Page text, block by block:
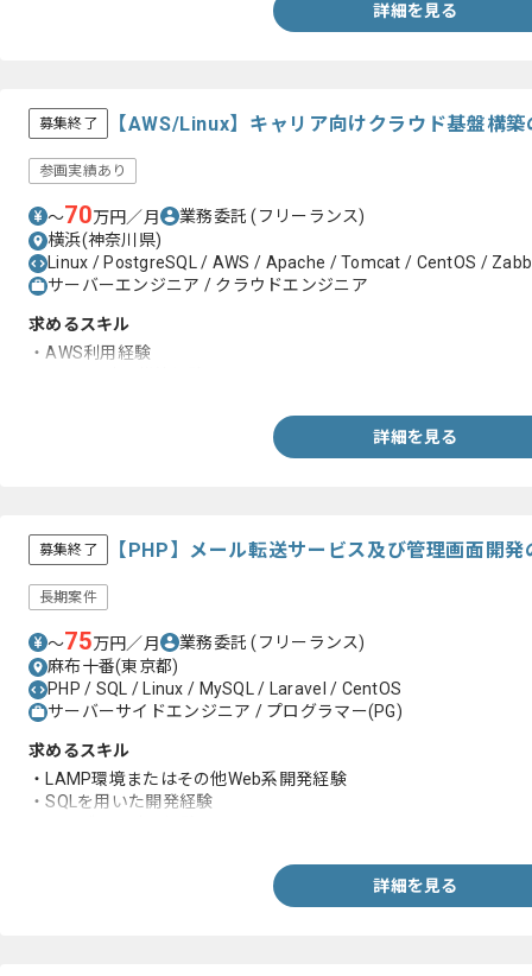
詳細を見る
募集終了 【AWS/Linux】キャリア向けクラウド基盤構
参画実績あり
〜70万円／月 業務委託(フリーランス)
横浜(神奈川県)
Linux / PostgreSQL / AWS / Apache / Tomcat / CentOS /
サーバーエンジニア / クラウドエンジニア
求めるスキル
・AWS利用経験
詳細を見る
募集終了 【PHP】メール転送サービス及び管理画面開
長期案件
〜75万円／月 業務委託(フリーランス)
麻布十番(東京都)
PHP / SQL / Linux / MySQL / Laravel / CentOS
サーバーサイドエンジニア / プログラマー(PG)
求めるスキル
・LAMP環境またはその他Web系開発経験
・SQLを用いた開発経験
詳細を見る